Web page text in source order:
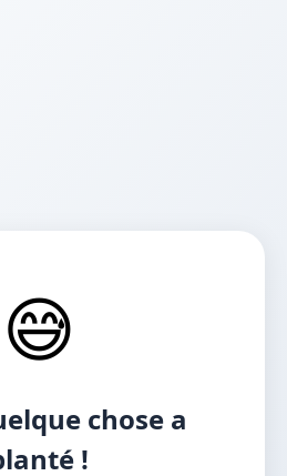
😅
chose a
!